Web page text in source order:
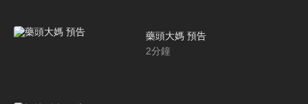
藥頭大媽 預告
2分鐘